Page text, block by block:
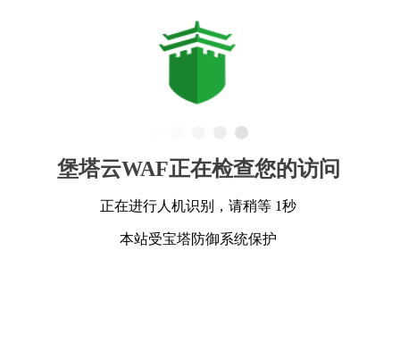
堡塔云WAF正在检查您的访问
正在进行人机识别，请稍等 1秒
本站受宝塔防御系统保护